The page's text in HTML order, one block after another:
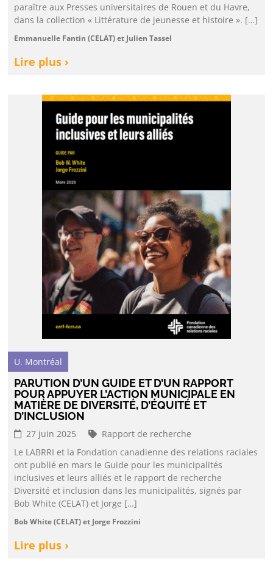
paraître aux Presses universitaires de Rouen et du Havre,
dans la collection « Littérature de jeunesse et histoire ». […]
Emmanuelle Fantin (CELAT) et Julien Tassel
Lire plus ›
U. Montréal
PARUTION D’UN GUIDE ET D’UN RAPPORT
POUR APPUYER L’ACTION MUNICIPALE EN
MATIÈRE DE DIVERSITÉ, D’ÉQUITÉ ET
D’INCLUSION
27 juin 2025
Rapport de recherche
Le LABRRI et la Fondation canadienne des relations raciales
ont publié en mars le Guide pour les municipalités
inclusives et leurs alliés et le rapport de recherche
Diversité et inclusion dans les municipalités, signés par
Bob White (CELAT) et Jorge […]
Bob White (CELAT) et Jorge Frozzini
Lire plus ›